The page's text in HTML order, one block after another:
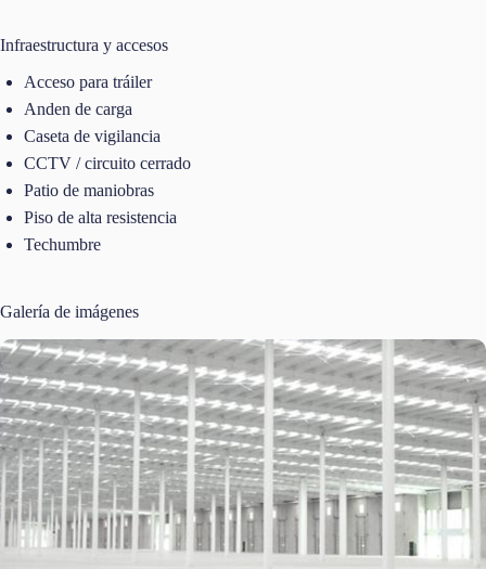
Infraestructura y accesos
Acceso para tráiler
Anden de carga
Caseta de vigilancia
CCTV / circuito cerrado
Patio de maniobras
Piso de alta resistencia
Techumbre
Galería de imágenes